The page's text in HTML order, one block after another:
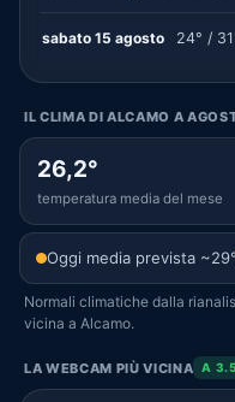
sabato 15 agosto 24° /
IL CLIMA DI ALCAMO A
26,2°
temperatura media del mese
Oggi media prevista
Normali climatiche dalla
vicina a Alcamo.
LA WEBCAM PIÙ VICINA A